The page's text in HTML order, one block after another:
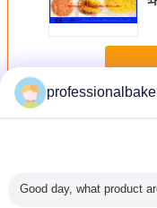
더 많은 것
Good day, what product